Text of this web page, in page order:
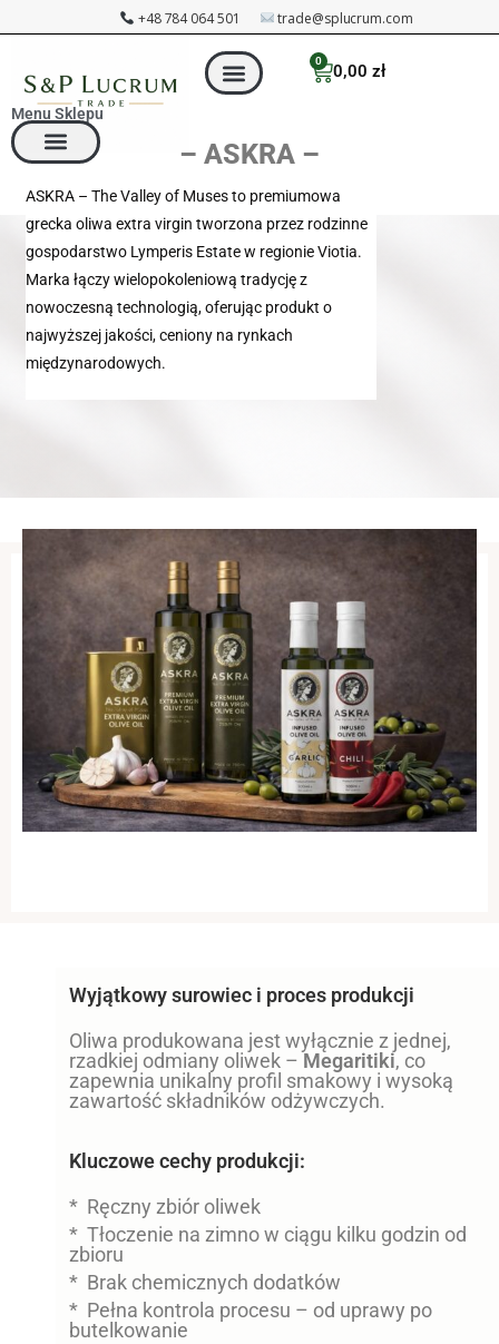
+48 784 064 501 trade@splucrum.com
0,00 zł
0
Menu Sklepu
– ASKRA –
ASKRA – The Valley of Muses to premiumowa
grecka oliwa extra virgin tworzona przez rodzinne
gospodarstwo Lymperis Estate w regionie Viotia.
Marka łączy wielopokoleniową tradycję z
nowoczesną technologią, oferując produkt o
najwyższej jakości, ceniony na rynkach
międzynarodowych.
Wyjątkowy surowiec i proces produkcji
Oliwa produkowana jest wyłącznie z jednej,
rzadkiej odmiany oliwek –Megaritiki, co
zapewnia unikalny profil smakowy i wysoką
zawartość składników odżywczych.
Kluczowe cechy produkcji:
* Ręczny zbiór oliwek
* Tłoczenie na zimno w ciągu kilku godzin od
zbioru
* Brak chemicznych dodatków
* Pełna kontrola procesu – od uprawy po
butelkowanie